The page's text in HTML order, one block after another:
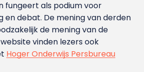
fungeert als podium voor
en debat. De mening van derden
de mening van de
vinden lezers ook
Hoger Onderwijs Persbureau